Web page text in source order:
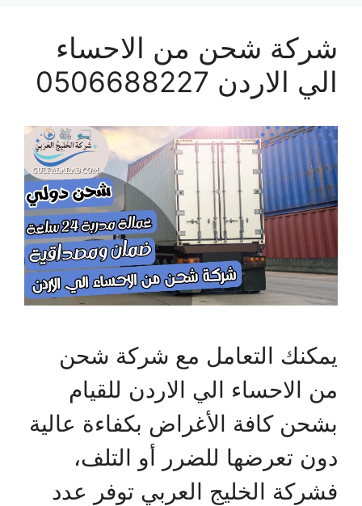
شركة شحن من الاحساء
الي الاردن 0506688227
يمكنك التعامل مع شركة شحن
من الاحساء الي الاردن للقيام
بشحن كافة الأغراض بكفاءة عالية
دون تعرضها للضرر أو التلف،
فشركة الخليج العربي توفر عدد